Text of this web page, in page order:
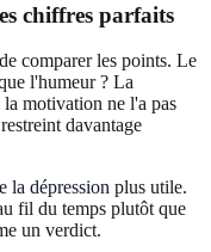
chiffres parfaits
comparer les points. Le
l'humeur ? La
motivation ne l'a pas
davantage
la dépression plus utile.
fil du temps plutôt que
un verdict.